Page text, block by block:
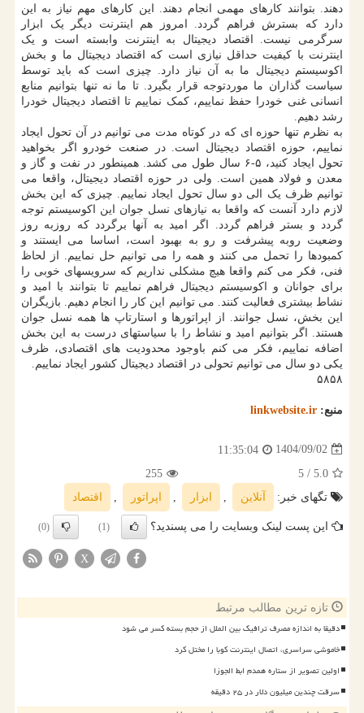
دهند. بتوانند کارهای مهمی انجام دهند. این کارهای مهم نیاز به این
دارد که بسترش فراهم گردد. امروز هم اینترنت دیگر یک ابزار
سرگرمی نیست. اقتصاد دیجیتال به اینترنت وابسته است و یک
اینترنت با کیفیت حداقل نیازی است که اقتصاد دیجیتال ما و بخش
اکوسیستم دیجیتال ما به آن نیاز دارد. چیزی است که باید توسط
سیاست گذاران ما موردتوجه قرار بگیرد. تا ما نه تنها بتوانیم منابع
انسانی غنی خودرا حفظ نماییم، کمک نماییم تا اقتصاد دیجیتال خودرا
رشد دهیم.
به نظرم تنها حوزه ای که در کوتاه مدت می توانیم در آن تحول ایجاد
نماییم، حوزه اقتصاد دیجیتال است. در صنعت خودرو اگر بخواهید
تحول ایجاد کنید، ۵-۶ سال طول می کشد. همینطور در نفت و گاز و
معدن و فولاد همین است. ولی در حوزه اقتصاد دیجیتال، واقعا می
توانیم ظرف یک الی دو سال تحول ایجاد نماییم. چیزی که این بخش
لازم دارد آنست که واقعا به نیازهای نسل جوان این اکوسیستم توجه
گردد و بستر فراهم گردد. اگر امید به آنها برگردد که روزبه روز
وضعیت روبه پیشرفت و رو به بهبود است، اساسا می ایستند و
کمبودها را تحمل می کنند و همه را می توانیم حل نماییم. از لحاظ
فنی، فکر می کنم واقعا هیچ مشکلی نداریم که سرویسهای خوبی را
برای جوانان و اکوسیستم دیجیتال فراهم نماییم تا بتوانند با امید و
نشاط بیشتری فعالیت کنند. می توانیم این کار را انجام دهیم. بازیگران
این بخش، نسل جوانند. از اپراتورها و استارتاپ ها همه نسل جوان
هستند. اگر بتوانیم امید و نشاط را با سیاستهای درست به این بخش
اضافه نماییم، فکر می کنم باوجود محدودیت های اقتصادی، ظرف
یکی دو سال می توانیم تحولی در اقتصاد دیجیتال کشور ایجاد نماییم.
۵۸۵۸
منبع: linkwebsite.ir
1404/09/02
11:35:04
5.0
/ 5
255
تگهای خبر:
آنلاین ابزار اپراتور اقتصاد
این پست لینک وبسایت را می پسندید؟ (1)
(0)
X
تازه ترین مطالب مرتبط
دقیقا به اندازه مصرف ترافیک بین الملل از حجم بسته کسر می شود
خاموشی سراسری، اتصال اینترنت کوبا را مختل کرد
اولین تصویر از ستاره همدم ابط الجوزا
سرقت چندین میلیون دلار در ۲۵ دقیقه